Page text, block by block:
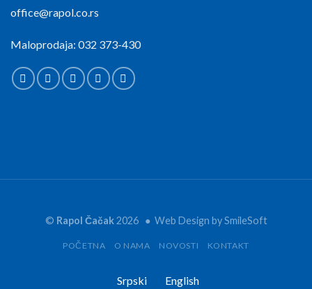
office@rapol.co.rs
Maloprodaja: 032 373-430
© Rapol Čačak2026 ● Web Design bySmileSoft
POČETNA O NAMA NOVOSTI KONTAKT
Srpski English